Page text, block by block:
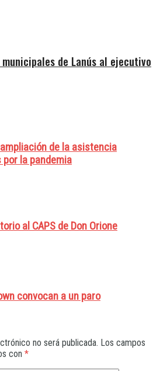
de Lanús al ejecutivo
de la asistencia
la pandemia
al CAPS de Don Orione
convocan a un paro
no será publicada. Los campos
con *